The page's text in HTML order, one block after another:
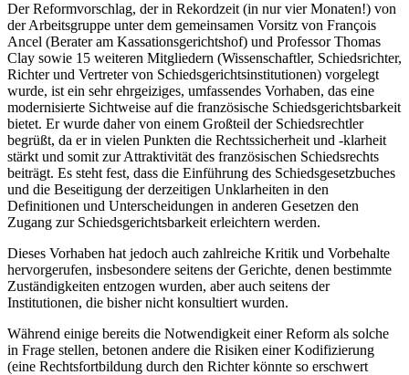
Der Reformvorschlag, der in Rekordzeit (in nur vier Monaten!) von
der Arbeitsgruppe unter dem gemeinsamen Vorsitz von François
Ancel (Berater am Kassationsgerichtshof) und Professor Thomas
Clay sowie 15 weiteren Mitgliedern (Wissenschaftler, Schiedsrichter,
Richter und Vertreter von Schiedsgerichtsinstitutionen) vorgelegt
wurde, ist ein sehr ehrgeiziges, umfassendes Vorhaben, das eine
modernisierte Sichtweise auf die französische Schiedsgerichtsbarkeit
bietet. Er wurde daher von einem Großteil der Schiedsrechtler
begrüßt, da er in vielen Punkten die Rechtssicherheit und -klarheit
stärkt und somit zur Attraktivität des französischen Schiedsrechts
beiträgt. Es steht fest, dass die Einführung des Schiedsgesetzbuches
und die Beseitigung der derzeitigen Unklarheiten in den
Definitionen und Unterscheidungen in anderen Gesetzen den
Zugang zur Schiedsgerichtsbarkeit erleichtern werden.
Dieses Vorhaben hat jedoch auch zahlreiche Kritik und Vorbehalte
hervorgerufen, insbesondere seitens der Gerichte, denen bestimmte
Zuständigkeiten entzogen wurden, aber auch seitens der
Institutionen, die bisher nicht konsultiert wurden.
Während einige bereits die Notwendigkeit einer Reform als solche
in Frage stellen, betonen andere die Risiken einer Kodifizierung
(eine Rechtsfortbildung durch den Richter könnte so erschwert